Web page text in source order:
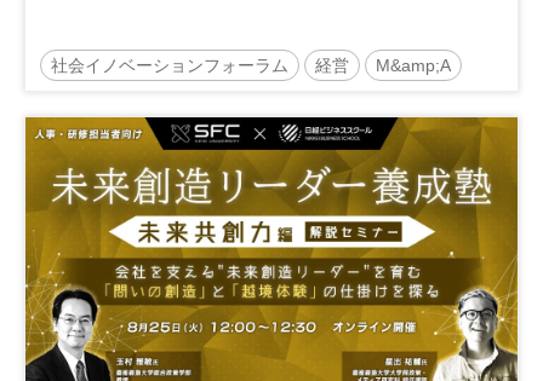
社会イノベーションフォーラム 経営 M&amp;A
事業承継 中堅中小企業
日経社会イノベーションフォーラム 参加無料